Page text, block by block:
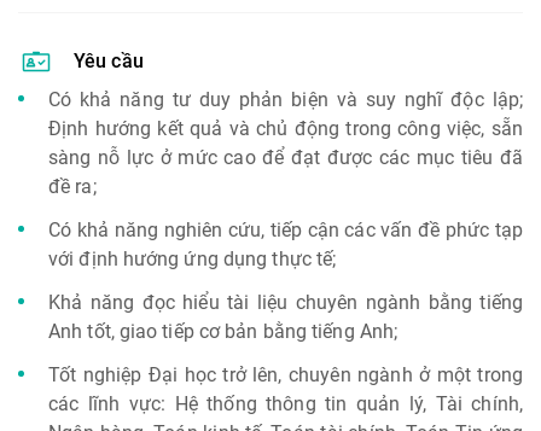
Yêu cầu
Có khả năng tư duy phản biện và suy nghĩ độc lập;
Định hướng kết quả và chủ động trong công việc, sẵn
sàng nỗ lực ở mức cao để đạt được các mục tiêu đã
đề ra;
Có khả năng nghiên cứu, tiếp cận các vấn đề phức tạp
với định hướng ứng dụng thực tế;
Khả năng đọc hiểu tài liệu chuyên ngành bằng tiếng
Anh tốt, giao tiếp cơ bản bằng tiếng Anh;
Tốt nghiệp Đại học trở lên, chuyên ngành ở một trong
các lĩnh vực: Hệ thống thông tin quản lý, Tài chính,